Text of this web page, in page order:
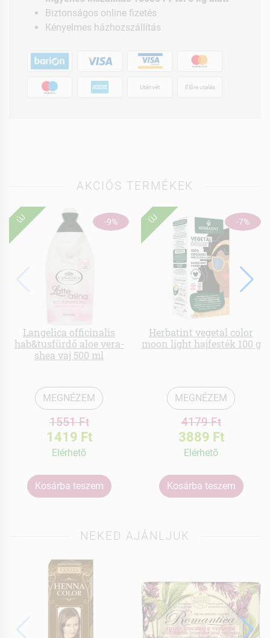
Biztonságos online fizetés
Kényelmes házhozszállítás
Utánvét Előre utalás
AKCIÓS TERMÉKEK
-9%
ÚJ
Langelica officinalis
hab&tusfürdő aloe vera-
shea vaj 500 ml
MEGNÉZEM
1551 Ft
1419 Ft
Elérhetõ
Kosárba teszem
-7%
ÚJ
Herbatint vegetal color
moon light hajfesték 100 g
MEGNÉZEM
4179 Ft
3889 Ft
Elérhetõ
Kosárba teszem
NEKED AJÁNLJUK